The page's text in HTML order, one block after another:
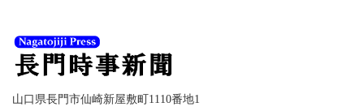
山口県長門市仙崎新屋敷町1110番地1